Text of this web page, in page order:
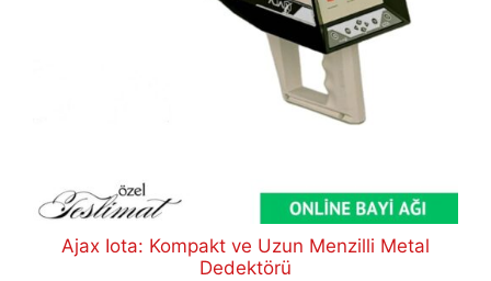
Ajax Iota: Kompakt ve Uzun Menzilli Metal
Dedektörü